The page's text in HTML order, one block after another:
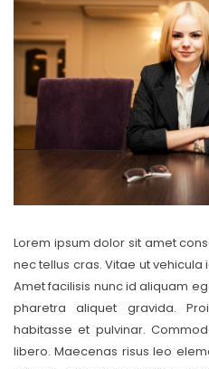
Lorem ipsum dolor sit amet
nec tellus cras. Vitae ut
Amet facilisis nunc id aliquam
pharetra aliquet gravida.
habitasse et pulvinar.
libero. Maecenas risus leo